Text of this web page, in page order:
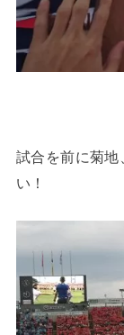
試合を前に菊
い！